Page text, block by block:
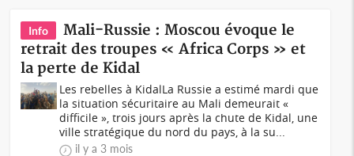
Info
Mali-Russie : Moscou évoque le
retrait des troupes « Africa Corps » et
la perte de Kidal
Les rebelles à KidalLa Russie a estimé mardi que
la situation sécuritaire au Mali demeurait «
difficile », trois jours après la chute de Kidal, une
ville stratégique du nord du pays, à la su...
il y a 3 mois